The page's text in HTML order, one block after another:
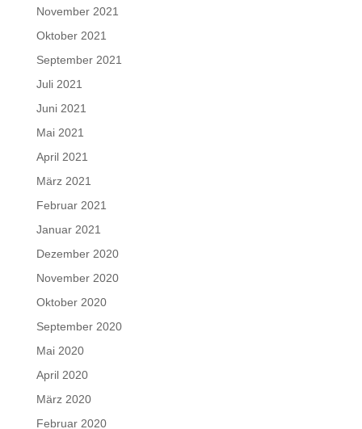
November 2021
Oktober 2021
September 2021
Juli 2021
Juni 2021
Mai 2021
April 2021
März 2021
Februar 2021
Januar 2021
Dezember 2020
November 2020
Oktober 2020
September 2020
Mai 2020
April 2020
März 2020
Februar 2020